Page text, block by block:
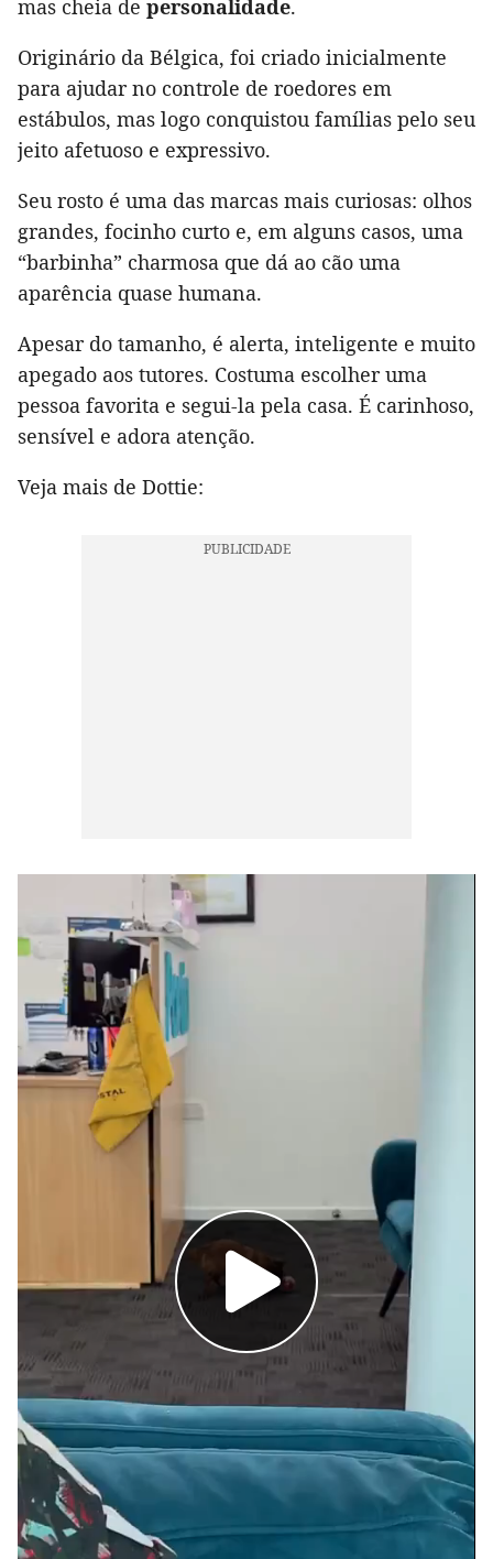
mas cheia de personalidade.
Originário da Bélgica, foi criado inicialmente
para ajudar no controle de roedores em
estábulos, mas logo conquistou famílias pelo seu
jeito afetuoso e expressivo.
Seu rosto é uma das marcas mais curiosas: olhos
grandes, focinho curto e, em alguns casos, uma
“barbinha” charmosa que dá ao cão uma
aparência quase humana.
Apesar do tamanho, é alerta, inteligente e muito
apegado aos tutores. Costuma escolher uma
pessoa favorita e segui-la pela casa. É carinhoso,
sensível e adora atenção.
Veja mais de Dottie: